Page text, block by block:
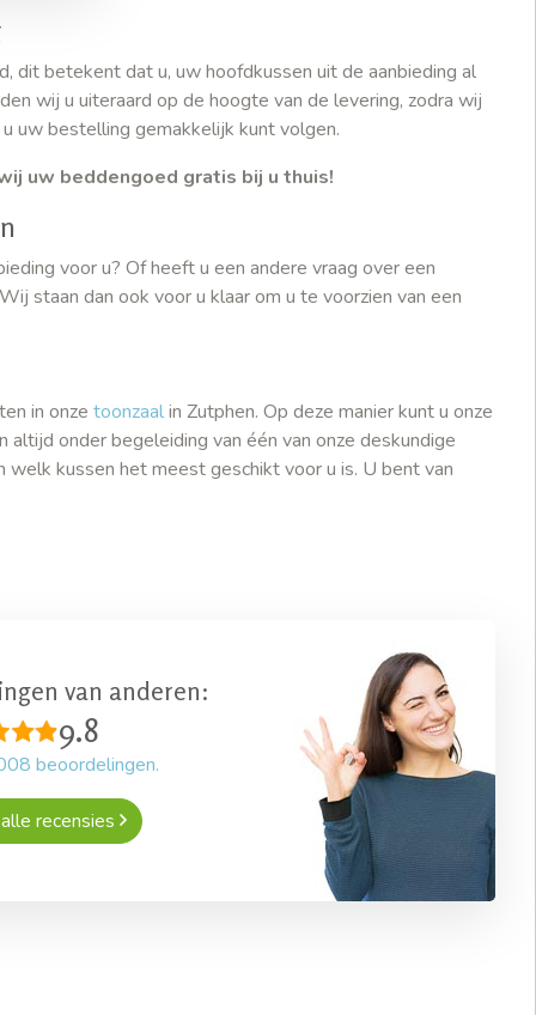
dit betekent dat u, uw hoofdkussen uit de aanbieding al
wij u uiteraard op de hoogte van de levering, zodra wij
uw bestelling gemakkelijk kunt volgen.
uw beddengoed gratis bij u thuis!
voor u? Of heeft u een andere vraag over een
staan dan ook voor u klaar om u te voorzien van een
in onze toonzaalin Zutphen. Op deze manier kunt u onze
onder begeleiding van één van onze deskundige
kussen het meest geschikt voor u is. U bent van
van anderen:
9.8
beoordelingen.
recensies